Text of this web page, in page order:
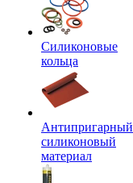
Силиконовые
кольца
Антипригарный
силиконовый
материал